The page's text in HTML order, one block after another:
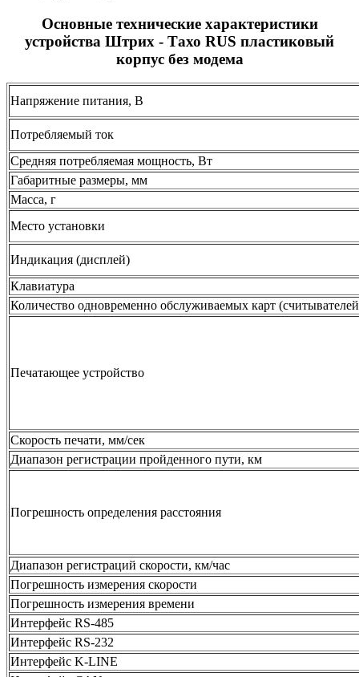
Основные технические характеристики
устройства Штрих - Тахо RUS пластиковый
корпус без модема
Напряжение питания, В
Потребляемый ток
Средняя потребляемая мощность, Вт
Габаритные размеры, мм
Масса, г
Место установки
Индикация (дисплей)
Клавиатура
Количество одновременно обслуживаемых карт
Печатающее устройство
Скорость печати, мм/сек
Диапазон регистрации пройденного пути, км
Погрешность определения расстояния
Диапазон регистраций скорости, км/час
Погрешность измерения скорости
Погрешность измерения времени
Интерфейс RS-485
Интерфейс RS-232
Интерфейс K-LINE